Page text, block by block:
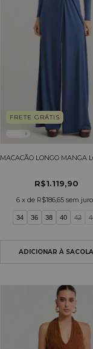
FRETE GRÁTIS
MACACÃO LONGO MANGA
R$1.119,90
6 x de R$186,65 sem
34 36 38 40 42